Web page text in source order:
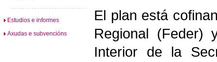
Estudios e informes
Axudas e subvencións
El plan está
Regional (Feder)
Interior de la